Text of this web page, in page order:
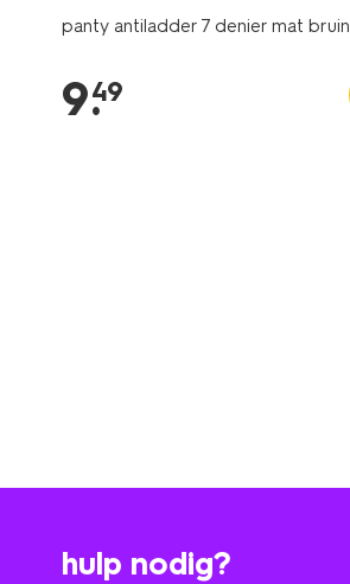
panty antiladder 7 denier mat bruin
9.
49
hulp nodig?